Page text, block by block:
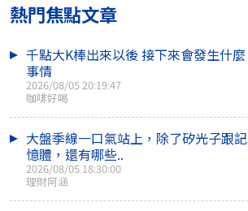
熱門焦點文章
千點大K棒出來以後 接下來會發生什麼
事情
2026/08/05 20:19:47
咖啡好喝
大盤季線一口氣站上，除了矽光子跟記
憶體，還有哪些..
2026/08/05 18:30:00
理財阿涵